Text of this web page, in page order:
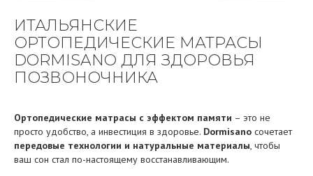
ИТАЛЬЯНСКИЕ
ОРТОПЕДИЧЕСКИЕ МАТРАСЫ
DORMISANO ДЛЯ ЗДОРОВЬЯ
ПОЗВОНОЧНИКА
Ортопедические матрасы с эффектом памяти – это не
просто удобство, а инвестиция в здоровье. Dormisano сочетает
передовые технологии и натуральные материалы, чтобы
ваш сон стал по-настоящему восстанавливающим.